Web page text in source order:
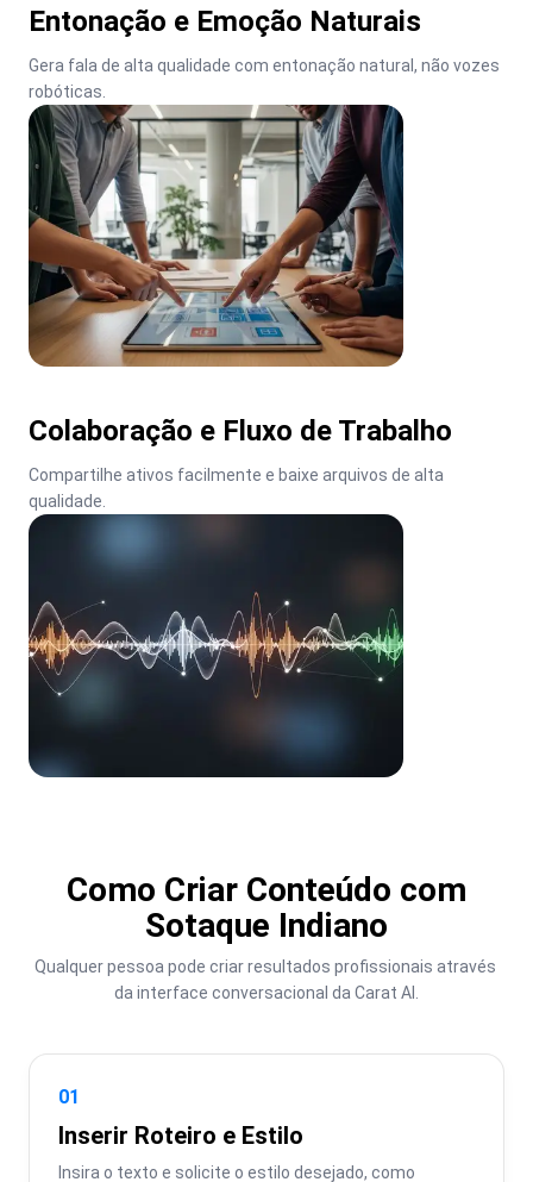
Entonação e Emoção Naturais
Gera fala de alta qualidade com entonação natural, não vozes
robóticas.
Colaboração e Fluxo de Trabalho
Compartilhe ativos facilmente e baixe arquivos de alta
qualidade.
Como Criar Conteúdo com
Sotaque Indiano
Qualquer pessoa pode criar resultados profissionais através
da interface conversacional da Carat AI.
01
Inserir Roteiro e Estilo
Insira o texto e solicite o estilo desejado, como